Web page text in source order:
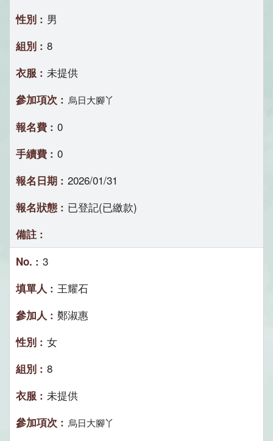
男
8
未提供
烏日大腳丫
0
0
2026/01/31
已登記(已繳款)
3
王耀石
鄭淑惠
女
8
未提供
烏日大腳丫